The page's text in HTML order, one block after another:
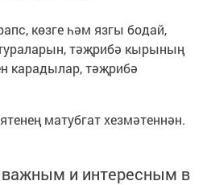
көзге һәм язгы бодай,
тәҗрибә кырының
карадылар, тәҗрибә
матубгат хезмәтеннән.
и интересным в